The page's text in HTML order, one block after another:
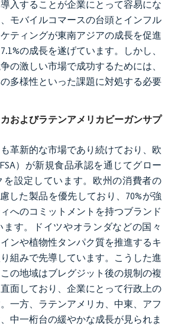
入することが企業にとって容易にな
モバイルコマースの台頭とインフル
ティングが東南アジアの成長を促進
の成長を遂げています。しかし、
の激しい市場で成功するためには、
多様性といった課題に対処する必要
およびラテンアメリカビーガンサプ
革新的な市場であり続けており、欧
）が新規食品承認を通じてグロー
を設定しています。欧州の消費者の
した製品を優先しており、70%が強
へのコミットメントを持つブランド
ます。ドイツやオランダなどの国々
ンや植物性タンパク質を推進するキ
組みで先導しています。こうした進
の地域はブレグジット後の規制の複
面しており、企業にとって行政上の
一方、ラテンアメリカ、中東、アフ
中一桁台の緩やかな成長が見られま